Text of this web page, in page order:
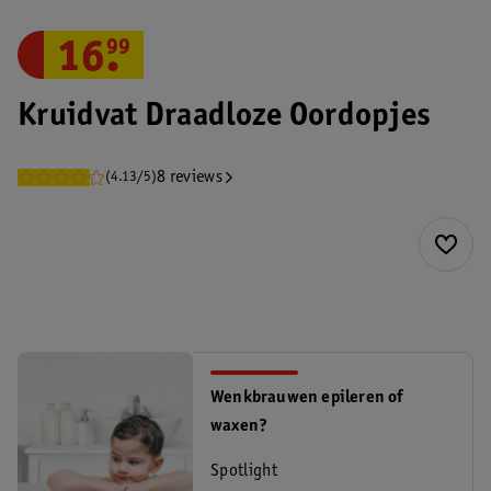
Kruidvat Draadloze Oordopjes
(4.13/5)8 reviews
16.
99
Wenkbrauwen epileren of
waxen?
Spotlight